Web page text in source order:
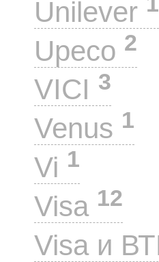
Unilever
Upeco 2
VICI 3
Venus 1
Vi 1
Visa 12
Visa и